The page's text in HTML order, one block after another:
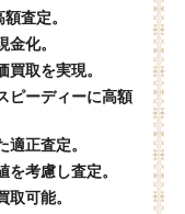
査定。
化。
取を実現。
ピーディーに高額
正査定。
考慮し査定。
可能。